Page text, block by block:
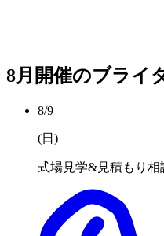
8月開催のブライ
8/9
(日 )
式場見学&見積もり相